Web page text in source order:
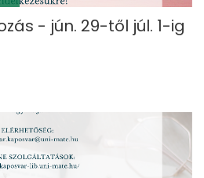
- jún. 29-től júl. 1-ig